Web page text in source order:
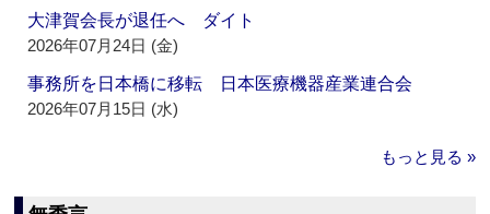
大津賀会長が退任へ ダイト
2026年07月24日 (金)
事務所を日本橋に移転 日本医療機器産業連合会
2026年07月15日 (水)
もっと見る »